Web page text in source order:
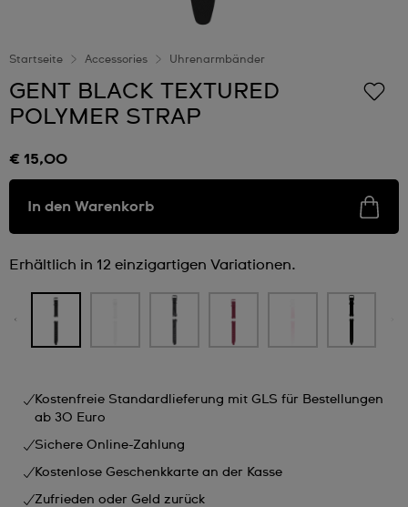
Startseite Accessories Uhrenarmbänder
GENT BLACK TEXTURED
POLYMER STRAP
€ 15,00
In den Warenkorb
Erhältlich in 12 einzigartigen Variationen.
Kostenfreie Standardlieferung mit GLS für Bestellungen
ab 30 Euro
Sichere Online-Zahlung
Kostenlose Geschenkkarte an der Kasse
Zufrieden oder Geld zurück